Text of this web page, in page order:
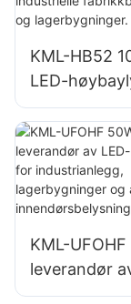
KML-HB52
LED-
som
og
KML-UFOHF
leverandør
høybaylys